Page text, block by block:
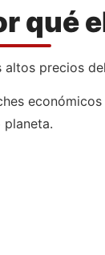
qué
altos precios
planeta.